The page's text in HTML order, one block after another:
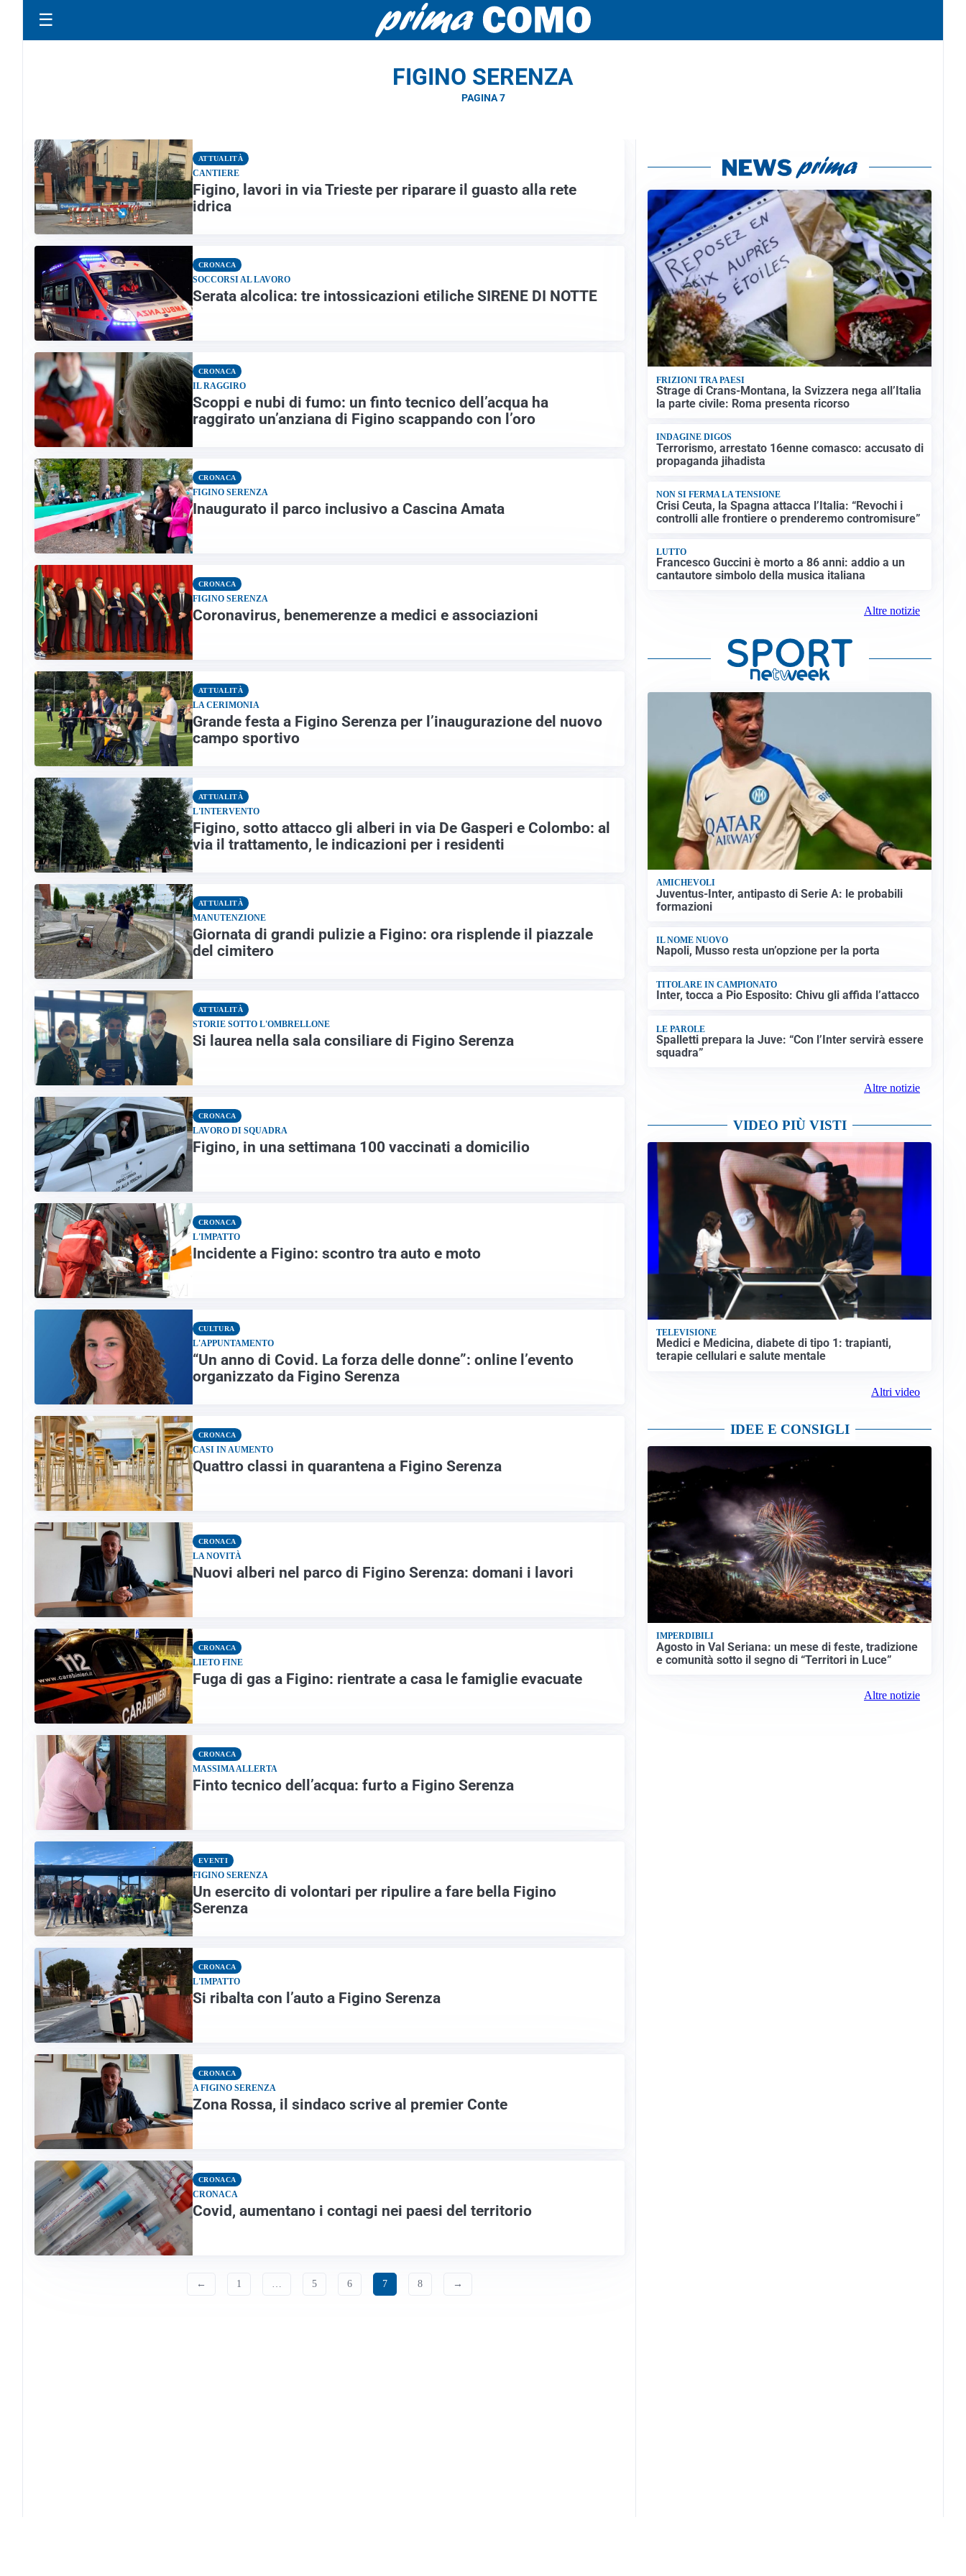
☰
FIGINO SERENZA
PAGINA 7
ATTUALITÀ
CANTIERE
Figino, lavori in via Trieste per riparare il guasto alla rete
idrica
CRONACA
SOCCORSI AL LAVORO
Serata alcolica: tre intossicazioni etiliche SIRENE DI NOTTE
CRONACA
IL RAGGIRO
Scoppi e nubi di fumo: un finto tecnico dell’acqua ha
raggirato un’anziana di Figino scappando con l’oro
CRONACA
FIGINO SERENZA
Inaugurato il parco inclusivo a Cascina Amata
CRONACA
FIGINO SERENZA
Coronavirus, benemerenze a medici e associazioni
ATTUALITÀ
LA CERIMONIA
Grande festa a Figino Serenza per l’inaugurazione del nuovo
campo sportivo
ATTUALITÀ
L'INTERVENTO
Figino, sotto attacco gli alberi in via De Gasperi e Colombo: al
via il trattamento, le indicazioni per i residenti
ATTUALITÀ
MANUTENZIONE
Giornata di grandi pulizie a Figino: ora risplende il piazzale
del cimitero
ATTUALITÀ
STORIE SOTTO L'OMBRELLONE
Si laurea nella sala consiliare di Figino Serenza
CRONACA
LAVORO DI SQUADRA
Figino, in una settimana 100 vaccinati a domicilio
CRONACA
L'IMPATTO
Incidente a Figino: scontro tra auto e moto
CULTURA
L'APPUNTAMENTO
“Un anno di Covid. La forza delle donne”: online l’evento
organizzato da Figino Serenza
CRONACA
CASI IN AUMENTO
Quattro classi in quarantena a Figino Serenza
CRONACA
LA NOVITÀ
Nuovi alberi nel parco di Figino Serenza: domani i lavori
CRONACA
LIETO FINE
Fuga di gas a Figino: rientrate a casa le famiglie evacuate
CRONACA
MASSIMA ALLERTA
Finto tecnico dell’acqua: furto a Figino Serenza
EVENTI
FIGINO SERENZA
Un esercito di volontari per ripulire a fare bella Figino
Serenza
CRONACA
L'IMPATTO
Si ribalta con l’auto a Figino Serenza
CRONACA
A FIGINO SERENZA
Zona Rossa, il sindaco scrive al premier Conte
CRONACA
CRONACA
Covid, aumentano i contagi nei paesi del territorio
← 1 … 5 6 7 8 →
FRIZIONI TRA PAESI
Strage di Crans-Montana, la Svizzera nega all’Italia
la parte civile: Roma presenta ricorso
INDAGINE DIGOS
Terrorismo, arrestato 16enne comasco: accusato di
propaganda jihadista
NON SI FERMA LA TENSIONE
Crisi Ceuta, la Spagna attacca l’Italia: “Revochi i
controlli alle frontiere o prenderemo contromisure”
LUTTO
Francesco Guccini è morto a 86 anni: addio a un
cantautore simbolo della musica italiana
Altre notizie
AMICHEVOLI
Juventus-Inter, antipasto di Serie A: le probabili
formazioni
IL NOME NUOVO
Napoli, Musso resta un’opzione per la porta
TITOLARE IN CAMPIONATO
Inter, tocca a Pio Esposito: Chivu gli affida l’attacco
LE PAROLE
Spalletti prepara la Juve: “Con l’Inter servirà essere
squadra”
Altre notizie
VIDEO PIÙ VISTI
TELEVISIONE
Medici e Medicina, diabete di tipo 1: trapianti,
terapie cellulari e salute mentale
Altri video
IDEE E CONSIGLI
IMPERDIBILI
Agosto in Val Seriana: un mese di feste, tradizione
e comunità sotto il segno di “Territori in Luce”
Altre notizie